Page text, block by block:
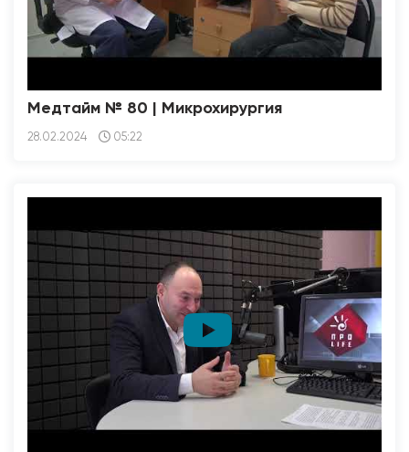
Медтайм № 80 | Микрохирургия
28.02.2024 05:22